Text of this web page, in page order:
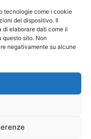
tecnologie come i cookie
del dispositivo. Il
elaborare dati come il
questo sito. Non
negativamente su alcune